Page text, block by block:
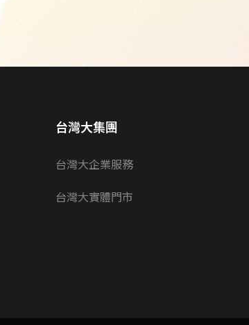
台灣大集團
台灣大企業服務
台灣大實體門市